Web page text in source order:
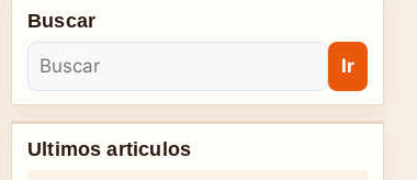
Buscar
Ir
Ultimos articulos